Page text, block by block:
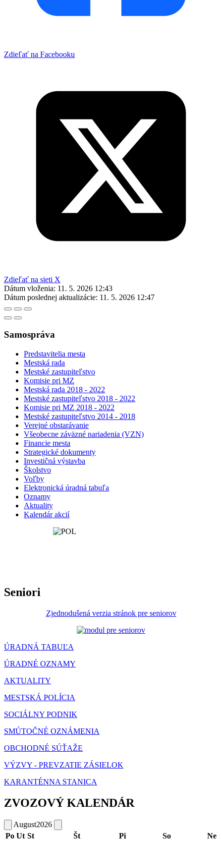
Zdieľať na Facebooku
Zdieľať na sieti X
Dátum vloženia: 11. 5. 2026 12:43
Dátum poslednej aktualizácie: 11. 5. 2026 12:47
Samospráva
Predstavitelia mesta
Mestská rada
Mestské zastupiteľstvo
Komisie pri MZ
Mestská rada 2018 - 2022
Mestské zastupiteľstvo 2018 - 2022
Komisie pri MZ 2018 - 2022
Mestské zastupiteľstvo 2014 - 2018
Verejné obstarávanie
Všeobecne záväzné nariadenia (VZN)
Financie mesta
Strategické dokumenty
Investičná výstavba
Školstvo
Voľby
Elektronická úradná tabuľa
Oznamy
Aktuality
Kalendár akcií
Seniori
Zjednodušená verzia stránok pre seniorov
ÚRADNÁ TABUĽA
ÚRADNÉ OZNAMY
AKTUALITY
MESTSKÁ POLÍCIA
SOCIÁLNY PODNIK
SMÚTOČNÉ OZNÁMENIA
OBCHODNÉ SÚŤAŽE
VÝZVY - PREVZATIE ZÁSIELOK
KARANTÉNNA STANICA
ZVOZOVÝ KALENDÁR
August2026
Po Ut St Št Pi So Ne